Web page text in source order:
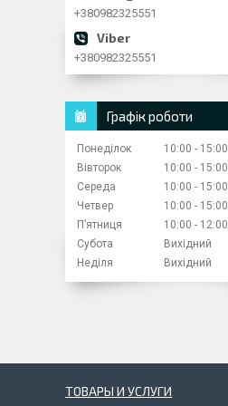
+380982325551
+380982325551
Графік роботи
Понеділок 10:00
15:00
Вівторок
10:00
15:00
Середа
10:00
15:00
Четвер
10:00
15:00
Пʼятниця
10:00
12:00
Субота
Вихідний
Неділя
Вихідний
ТОВАРЫ И УСЛУГИ